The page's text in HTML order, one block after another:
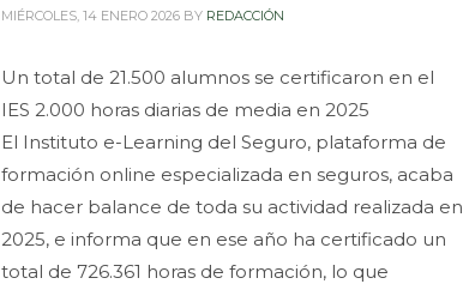
MIÉRCOLES, 14 ENERO 2026 BY REDACCIÓN
Un total de 21.500 alumnos se certificaron en el
IES 2.000 horas diarias de media en 2025
El Instituto e-Learning del Seguro, plataforma de
formación online especializada en seguros, acaba
de hacer balance de toda su actividad realizada en
2025, e informa que en ese año ha certificado un
total de 726.361 horas de formación, lo que